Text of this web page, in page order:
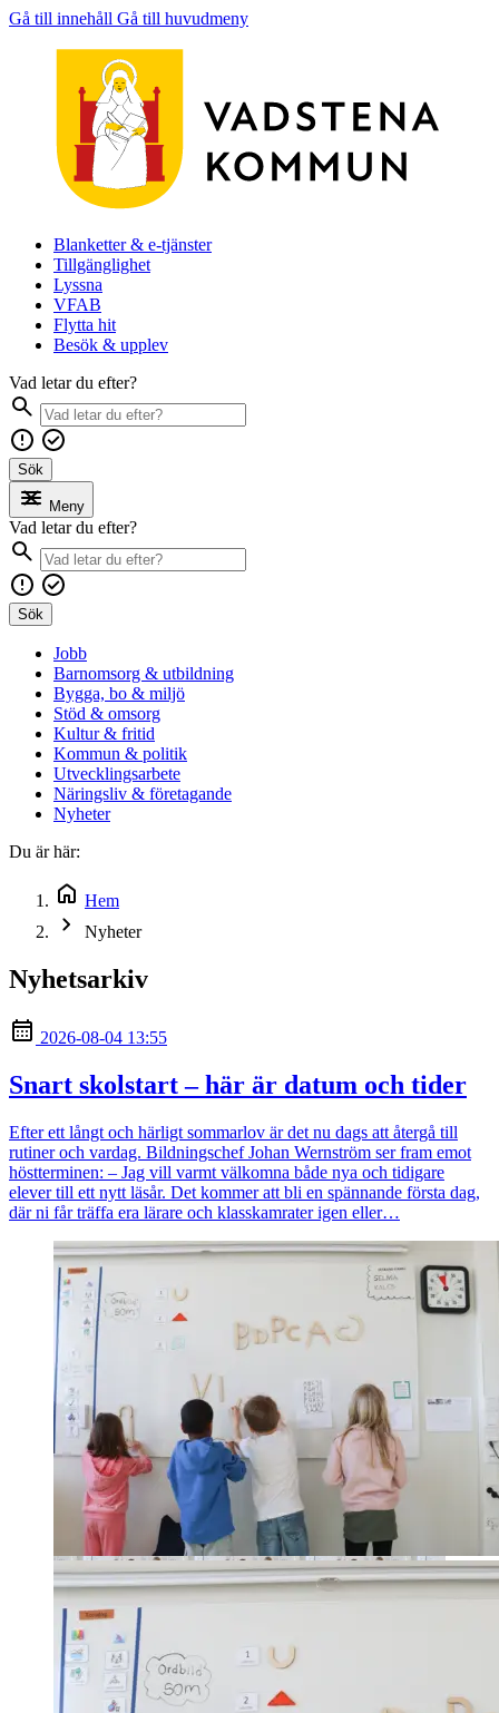
Gå till innehåll Gå till huvudmeny
Blanketter & e-tjänster
Tillgänglighet
Lyssna
VFAB
Flytta hit
Besök & upplev
Vad letar du efter?
Sök
Meny
Vad letar du efter?
Sök
Jobb
Barnomsorg & utbildning
Bygga, bo & miljö
Stöd & omsorg
Kultur & fritid
Kommun & politik
Utvecklingsarbete
Näringsliv & företagande
Nyheter
Du är här:
Hem
Nyheter
Nyhetsarkiv
2026-08-04 13:55
Snart skolstart – här är datum och tider
Efter ett långt och härligt sommarlov är det nu dags att återgå till
rutiner och vardag. Bildningschef Johan Wernström ser fram emot
höstterminen: – Jag vill varmt välkomna både nya och tidigare
elever till ett nytt läsår. Det kommer att bli en spännande första dag,
där ni får träffa era lärare och klasskamrater igen eller…